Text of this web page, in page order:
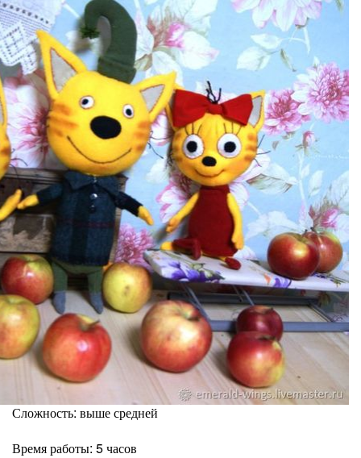
Сложность: выше средней
Время работы: 5 часов